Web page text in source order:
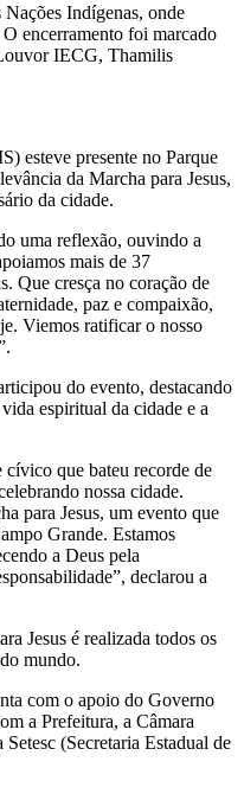
Indígenas, onde
encerramento foi marcado
IECG, Thamilis
esteve presente no Parque
da Marcha para Jesus,
da cidade.
uma reflexão, ouvindo a
mais de 37
Que cresça no coração de
paz e compaixão,
Viemos ratificar o nosso
do evento, destacando
espiritual da cidade e a
que bateu recorde de
nossa cidade.
para Jesus, um evento que
Grande. Estamos
a Deus pela
declarou a
Jesus é realizada todos os
mundo.
com o apoio do Governo
a Prefeitura, a Câmara
(Secretaria Estadual de